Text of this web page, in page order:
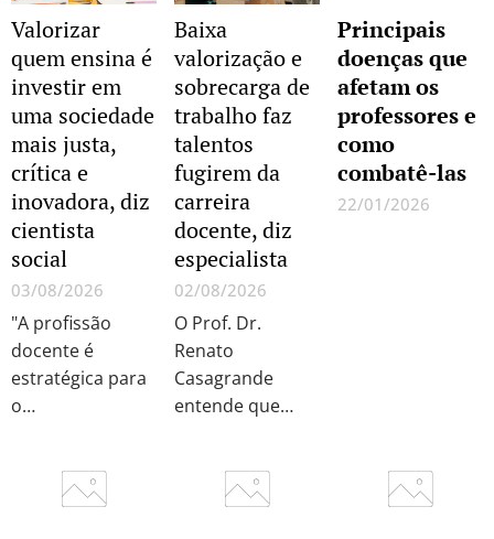
Valorizar
quem ensina é
investir em
uma sociedade
mais justa,
crítica e
inovadora, diz
cientista
social
03/08/2026
"A profissão
docente é
estratégica para
o
que avançam em
Baixa
valorização e
sobrecarga de
trabalho faz
talentos
fugirem da
carreira
docente, diz
especialista
02/08/2026
O Prof. Dr.
Renato
Casagrande
entende que
educacional será
Principais
doenças que
afetam os
professores e
como
combatê-las
22/01/2026